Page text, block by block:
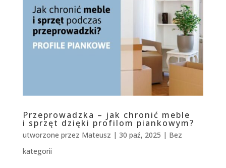
Przeprowadzka – jak chronić meble
i sprzęt dzięki profilom piankowym?
utworzone przez Mateusz | 30 paź, 2025 | Bez
kategorii